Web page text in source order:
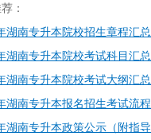
：
湖南专升本院校招生章程汇总
湖南专升本院校考试科目汇总
湖南专升本院校考试大纲汇总
湖南专升本报名招生考试流
湖南专升本政策公示（附指导